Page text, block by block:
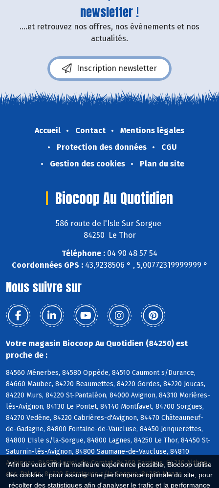
Afin de vous offrir la meilleure expérience possible, Biocoop utilise
des cookies : pour assurer une performance optimale du site, pour
récolter des statistiques afin d'analyser le trafic et la performance
newsletter !
....et retrouvez nos offres, nos événements et nos
actualités.
Inscription newsletter
Accueil Contact
Mentions légales
Protection des données
CGU
Gestion des cookies
Plan du site
Biocoop Au Quotidien
586 route de l'Isle Sur Sorgue
84250 Le Thor
Téléphone : 04 90 48 57 54
Coordonnées GPS :43,9238506 ° , 5,00772319999999 °
Nous suivre sur
Votre magasin Biocoop Au Quotidien (84250) est
proche de :
84560 Ménerbes, 84580 Oppède, 84510 Caumont s/Durance,
84660 Maubec, 84220 Beaumettes, 84220 Gordes, 84220 Joucas,
84220 Murs, 84220 St-Pantaléon, 84000 Avignon, 84310 Morières-
lès-Avignon, 84130 Le Pontet, 84140 Montfavet, 84700 Sorgues,
84270 Vedène, 84220 Cabrières-d'Avignon, 84470 Châteauneuf-
de-Gadagne, 84800 Fontaine-de-Vaucluse, 84450 Jonquerettes,
84800 L'Isle s/la-Sorgue, 84800 Lagnes, 84250 Le Thor, 84450 St-
Saturnin-lès-Avignon, 84800 Saumane-de-Vaucluse, 84810
Aubignan, 84870 Loriol-du-Comtat, 84260 Sarrians, 84210 Althen-
des-Paluds, 84320 Entraigues s/la-Sorgue, 84380 Mazan